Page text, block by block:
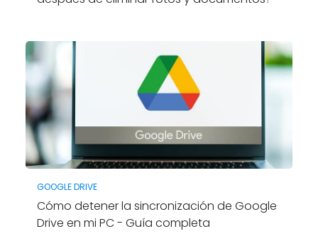
GOOGLE DRIVE
Cómo detener la sincronización de Google
Drive en mi PC - Guía completa